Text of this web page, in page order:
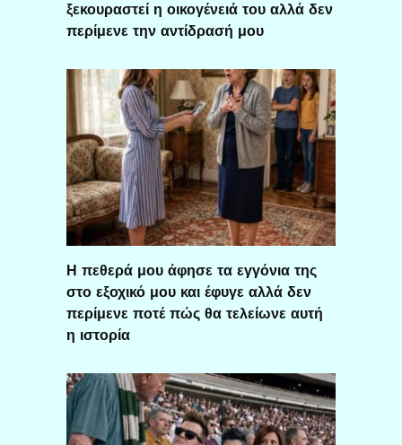
ξεκουραστεί η οικογένειά του αλλά δεν
περίμενε την αντίδρασή μου
Η πεθερά μου άφησε τα εγγόνια της
στο εξοχικό μου και έφυγε αλλά δεν
περίμενε ποτέ πώς θα τελείωνε αυτή
η ιστορία